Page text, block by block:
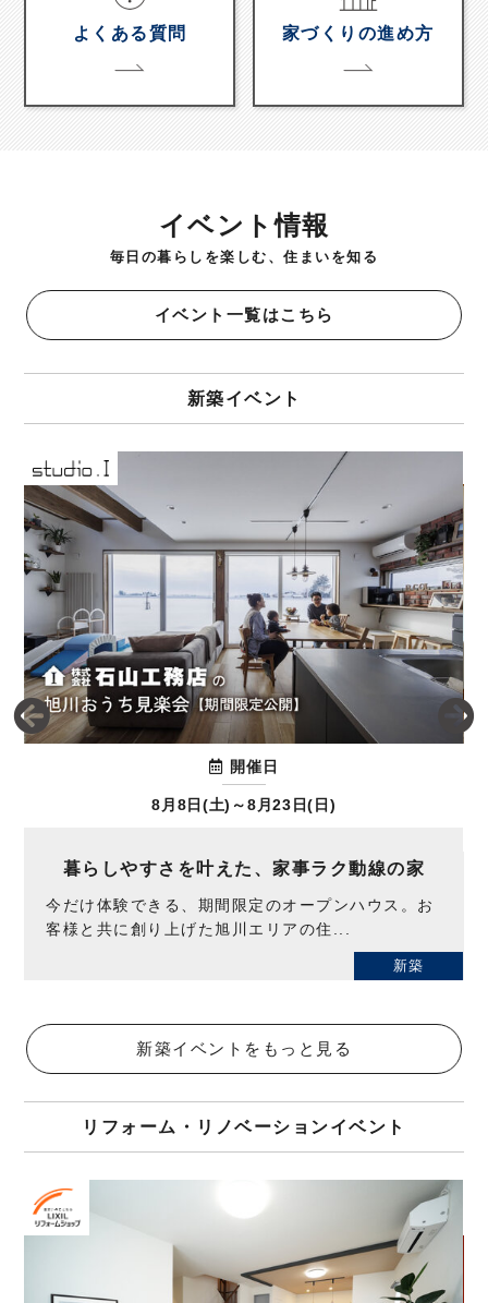
よくある質問 家づくりの進め方
イベント情報
毎日の暮らしを楽しむ、住まいを知る
イベント一覧はこちら
新築イベント
開催日
8月8日(土)～8月23日(日)
暮らしやすさを叶えた、家事ラク動線の家
今だけ体験できる、期間限定のオープンハウス。お
客様と共に創り上げた旭川エリアの住...
新築
新築イベントをもっと見る
リフォーム・リノベーションイベント